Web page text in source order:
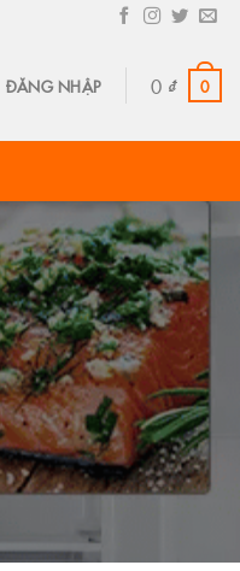
ĐĂNG NHẬP 0 ₫ 0